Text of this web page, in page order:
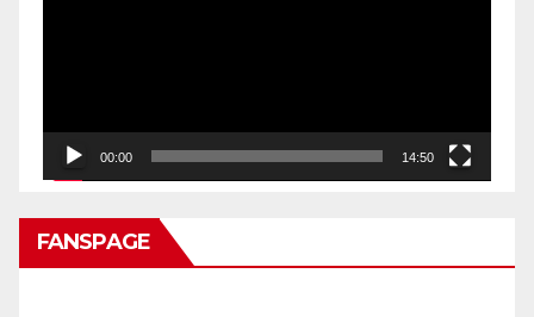
00:00 14:50
FANSPAGE